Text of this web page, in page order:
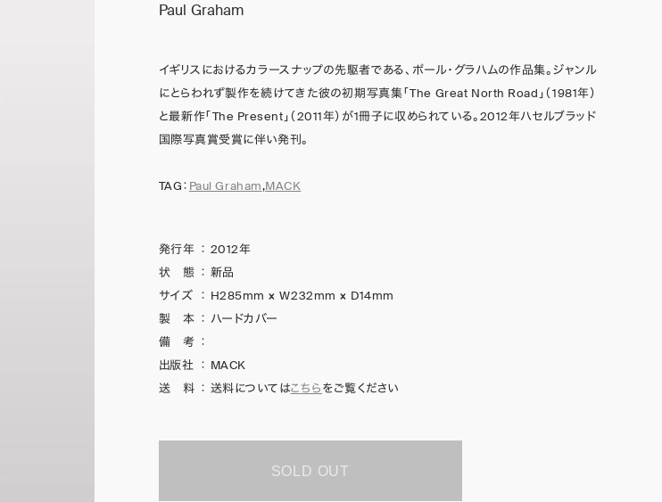
Paul Graham
イギリスにおけるカラースナップの先駆者である、ポール・グラハムの作品集。ジャンル
にとらわれず製作を続けてきた彼の初期写真集「The Great North Road」（1981年）
と最新作「The Present」（2011年）が1冊子に収められている。2012年ハセルブラッド
国際写真賞受賞に伴い発刊。
TAG： Paul Graham,MACK
発行年 ： 2012年
状 態 ： 新品
サイズ
： H285mm × W232mm × D14mm
製 本 ： ハードカバー
備 考 ：
出版社 ： MACK
送 料 ： 送料についてはこちらをご覧ください
SOLD OUT